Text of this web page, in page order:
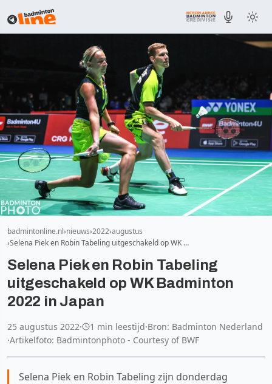
badmintonline.nl nieuws 2022 augustus
Selena Piek en Robin Tabeling uitgeschakeld op WK …
Selena Piek en Robin Tabeling
uitgeschakeld op WK Badminton
2022 in Japan
25 augustus 2022· 1 min leestijd·Bron: Badminton Nederland
·Artikelfoto: Badmintonphoto - Courtesy of BWF
Selena Piek en Robin Tabeling zijn donderdag